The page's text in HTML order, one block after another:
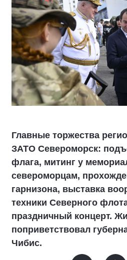
Главные торжества
ЗАТО Североморск:
флага, митинг у
североморцам,
гарнизона, выставка
техники Северного
праздничный концерт.
поприветствовал
Чибис.